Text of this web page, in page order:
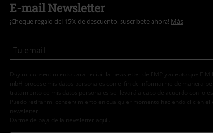
E-mail Newsletter
¡Cheque regalo del 15% de descuento, suscríbete ahora! Más
Doy mi consentimiento para recibir la newsletter de EMP y acepto que
mbH procese mis datos personales con el fin de informarme de manera
tratamiento de mis datos personales se llevará a cabo de acuerdo con lo
Puedo retirar mi consentimiento en cualquier momento haciendo clic en el
newsletter.
Darme de baja de la newsletter
aquí